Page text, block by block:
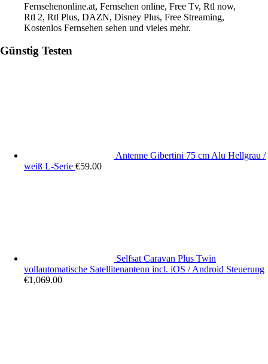
Fernsehenonline.at, Fernsehen online, Free Tv, Rtl now,
Rtl 2, Rtl Plus, DAZN, Disney Plus, Free Streaming,
Kostenlos Fernsehen sehen und vieles mehr.
Günstig Testen
Antenne Gibertini 75 cm Alu Hellgrau /
weiß L-Serie €59.00
Selfsat Caravan Plus Twin
vollautomatische Satellitenantenn incl. iOS / Android Steuerung
€1,069.00